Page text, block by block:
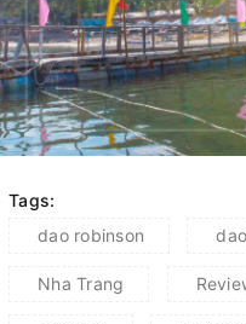
Tags:
dao robinson
Nha Trang